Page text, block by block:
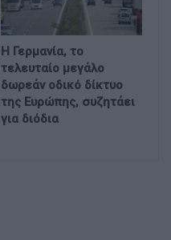
Η Γερμανία, το
τελευταίο μεγάλο
δωρεάν οδικό δίκτυο
της Ευρώπης, συζητάει
για διόδια